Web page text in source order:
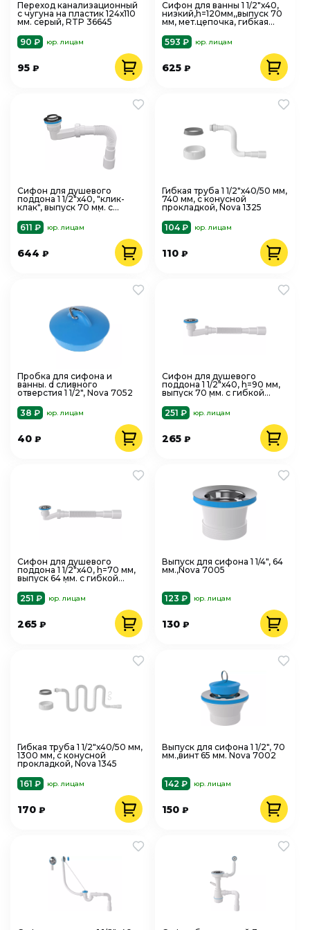
Переход канализационный
с чугуна на пластик 124х110
мм. серый, RTP 36645
90 ₽
юр. лицам
95 ₽
Сифон для ванны 1 1/2"х40,
низкий,h=120мм,,выпуск 70
мм, мет.цепочка, гибкая
593 ₽
юр. лицам
625₽
Сифон для душевого
поддона 1 1/2"х40, "клик-
клак", выпуск 70 мм. с
1650
611 ₽ юр. лицам
644 ₽
Гибкая труба 1 1/2"х40/50 мм,
740 мм, с конусной
прокладкой, Nova 1325
104 ₽
юр. лицам
110₽
Пробка для сифона и
ванны. d сливного
отверстия 1 1/2", Nova 7052
38 ₽
юр. лицам
40 ₽
Сифон для душевого
поддона 1 1/2"х40, h=90 мм,
выпуск 70 мм. с гибкой
251 ₽
юр. лицам
265₽
Сифон для душевого
поддона 1 1/2"х40, h=70 мм,
выпуск 64 мм. с гибкой
251 ₽
юр. лицам
265 ₽
Выпуск для сифона 1 1/4", 64
мм.,Nova 7005
123 ₽ юр. лицам
130₽
Гибкая труба 1 1/2"х40/50 мм,
1300 мм, с конусной
прокладкой, Nova 1345
161 ₽
юр. лицам
170 ₽
Выпуск для сифона 1 1/2", 70
мм.,винт 65 мм. Nova 7002
142 ₽ юр. лицам
150₽